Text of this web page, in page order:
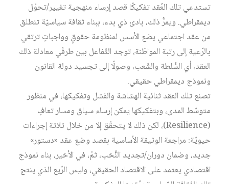
تستدعي تلك العُقد تفكيكًا قصد إرساء منهجية تغيير/تحوّل
ديمقراطي. ويمرُّ ذلك، بادئ ذي بدء، ببناء ثقافة سياسيّة تنطلق
من عقد اجتماعي يضع الأسس لمنظومة حقوقٍ وواجباتٍ ترتقي
بالرّعية إلى رتبة المواطَنة، توجد التّفاعل بين طرفَي معادلة ذلك
العقد، أي السُّلطة والشّعب، وصولًا إلى تجسيد دولة القانون
ونموذج ديمقراطي حقيقي.
تصنع تلك العقد ثنائية الهشاشة والفشل وتفكيكها، في منظور
متوسّط المدى، وبتفكيكها يمكن إرساء سياق ومسار تعافٍ
(Resilience)، لكن ذلك لا يتحقّق إلا من خلال ثلاثة إجراءات
حيويّة: مراجعة الوثيقة الأساسية بقصد وضع عقد «دستور»
جديد، وضمان دوران/تجديد النُّخب، ثمّ، في الأخير، بناء نموذج
اقتصادي يعتمد على الاقتصاد الحقيقي، وليس الرّيع الذي ينتج